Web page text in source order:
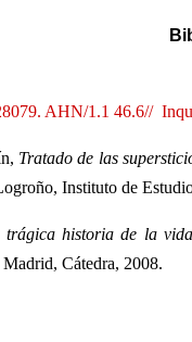
AHN/1.1 46.6//
Tratado de las
Instituto de
trágica historia de la
Cátedra, 2008.